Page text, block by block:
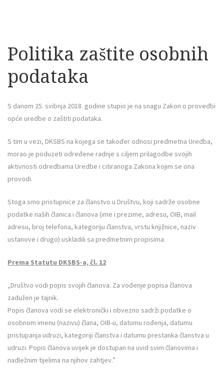
Politika zaštite osobnih
podataka
S danom 25. svibnja 2018. godine stupio je na snagu Zakon o provedbi
opće uredbe o zaštiti podataka.
S tim u vezi, DKSBS na kojega se također odnosi predmetna Uredba,
morao je poduzeti određene radnje s ciljem prilagodbe svojih
aktivnosti odredbama Uredbe i citiranoga Zakona kojim se ona
provodi.
Stoga smo pristupnice za članstvo u Društvu, koji sadrže osobne
podatke naših članica i članova (ime i prezime, adresu, OIB, mail
adresu, broj telefona, kategoriju članstva, vrstu knjižnice, naziv
ustanove i drugo) uskladili sa predmetnim propisima.
Prema Statutu DKSBS-a, čl. 12
„Društvo vodi popis svojih članova. Za vođenje popisa članova
zadužen je tajnik.
Popis članova vodi se elektronički i obvezno sadrži podatke o
osobnom imenu (nazivu) člana, OIB-u, datumu rođenja, datumu
pristupanja udruzi, kategoriji članstva i datumu prestanka članstva u
udruzi. Popis članova uvijek je dostupan na uvid svim članovima i
nadležnim tijelima na njihov zahtjev.”